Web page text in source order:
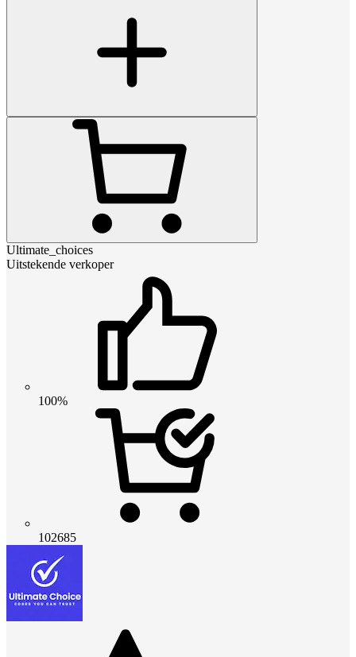
Ultimate_choices
Uitstekende verkoper
100%
102685